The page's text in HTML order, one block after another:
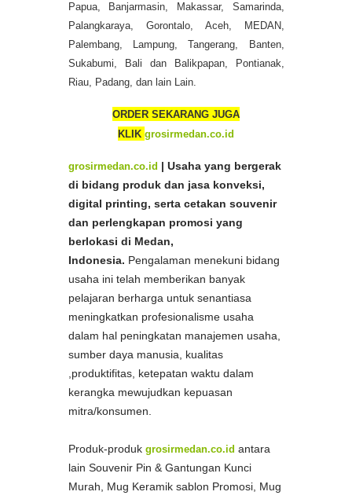
Papua, Banjarmasin, Makassar, Samarinda,
Palangkaraya, Gorontalo, Aceh, MEDAN,
Palembang, Lampung, Tangerang, Banten,
Sukabumi, Bali dan Balikpapan, Pontianak,
Riau, Padang, dan lain Lain.
ORDER SEKARANG JUGA
KLIK grosirmedan.co.id
grosirmedan.co.id | Usaha yang bergerak
di bidang produk dan jasa konveksi,
digital printing, serta cetakan souvenir
dan perlengkapan promosi yang
berlokasi di Medan,
Indonesia. Pengalaman menekuni bidang
usaha ini telah memberikan banyak
pelajaran berharga untuk senantiasa
meningkatkan profesionalisme usaha
dalam hal peningkatan manajemen usaha,
sumber daya manusia, kualitas
,produktifitas, ketepatan waktu dalam
kerangka mewujudkan kepuasan
mitra/konsumen.
Produk-produk grosirmedan.co.id antara
lain Souvenir Pin & Gantungan Kunci
Murah, Mug Keramik sablon Promosi, Mug